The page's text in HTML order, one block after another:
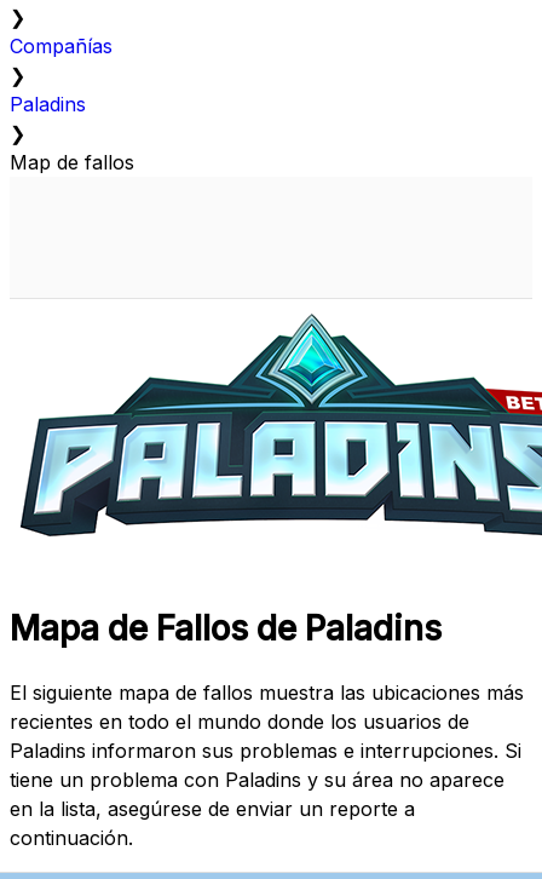
❯
Compañías
❯
Paladins
❯
Map de fallos
Mapa de Fallos de Paladins
El siguiente mapa de fallos muestra las ubicaciones más
recientes en todo el mundo donde los usuarios de
Paladins informaron sus problemas e interrupciones. Si
tiene un problema con Paladins y su área no aparece
en la lista, asegúrese de enviar un reporte a
continuación.